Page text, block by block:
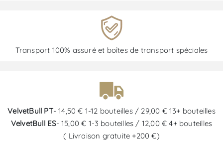
Transport 100% assuré et boîtes de transport spéciales
VelvetBull PT- 14,50 € 1-12 bouteilles / 29,00 € 13+ bouteilles
VelvetBull ES- 15,00 € 1-3 bouteilles / 12,00 € 4+ bouteilles
( Livraison gratuite +200 €)